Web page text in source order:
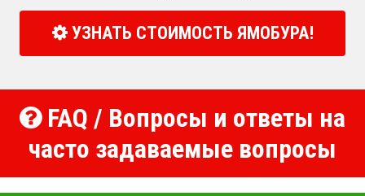
УЗНАТЬ СТОИМОСТЬ ЯМОБУРА!
FAQ / Вопросы и ответы на
часто задаваемые вопросы